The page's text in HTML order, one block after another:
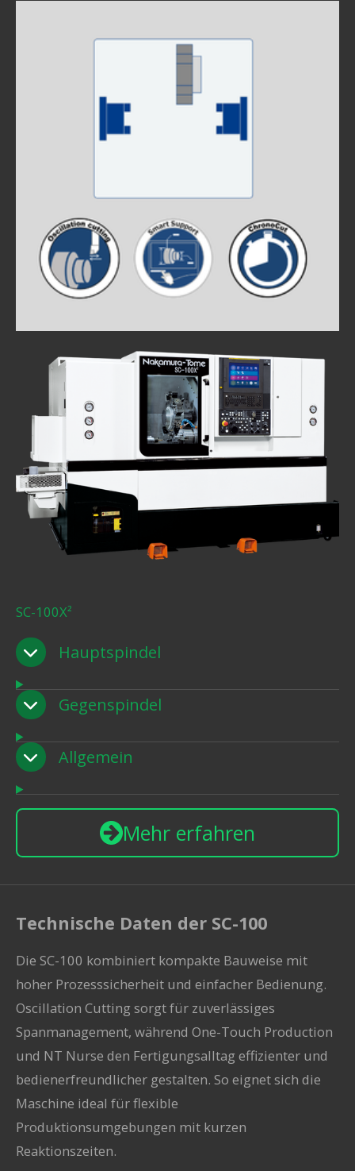
SC-100X²
Hauptspindel
Gegenspindel
Allgemein
Mehr erfahren
Technische Daten der SC-100
Die SC-100 kombiniert kompakte Bauweise mit
hoher Prozesssicherheit und einfacher Bedienung.
Oscillation Cutting sorgt für zuverlässiges
Spanmanagement, während One-Touch Production
und NT Nurse den Fertigungsalltag effizienter und
bedienerfreundlicher gestalten. So eignet sich die
Maschine ideal für flexible
Produktionsumgebungen mit kurzen
Reaktionszeiten.